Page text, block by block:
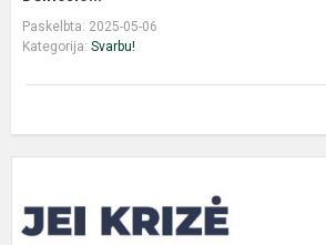
Paskelbta: 2025-05-06
Kategorija: Svarbu!